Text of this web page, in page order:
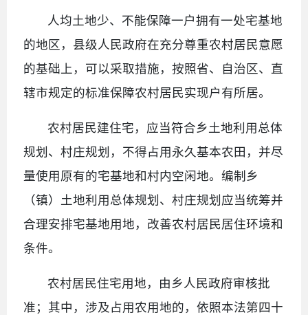
人均土地少、不能保障一户拥有一处宅基地
的地区，县级人民政府在充分尊重农村居民意愿
的基础上，可以采取措施，按照省、自治区、直
辖市规定的标准保障农村居民实现户有所居。
农村居民建住宅，应当符合乡土地利用总体
规划、村庄规划，不得占用永久基本农田，并尽
量使用原有的宅基地和村内空闲地。编制乡
（镇）土地利用总体规划、村庄规划应当统筹并
合理安排宅基地用地，改善农村居民居住环境和
条件。
农村居民住宅用地，由乡人民政府审核批
准；其中，涉及占用农用地的，依照本法第四十